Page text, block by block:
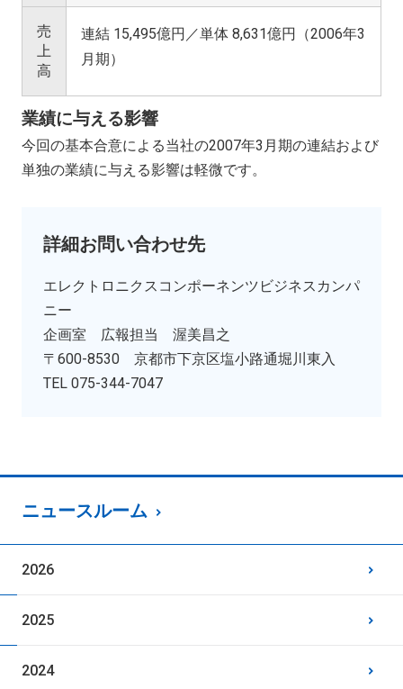
売
上
高
連結 15,495億円／単体 8,631億円（2006年3
月期）
業績に与える影響
今回の基本合意による当社の2007年3月期の連結および
単独の業績に与える影響は軽微です。
詳細お問い合わせ先
エレクトロニクスコンポーネンツビジネスカンパ
ニー
企画室 広報担当 渥美昌之
〒600-8530 京都市下京区塩小路通堀川東入
TEL 075-344-7047
ニュースルーム
2026
2025
2024